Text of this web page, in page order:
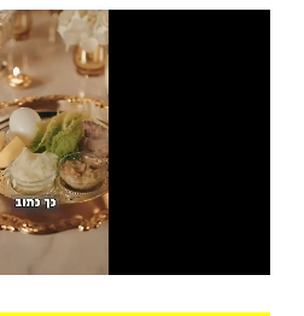
עוד תוכן חדש
שלנו בתהילים